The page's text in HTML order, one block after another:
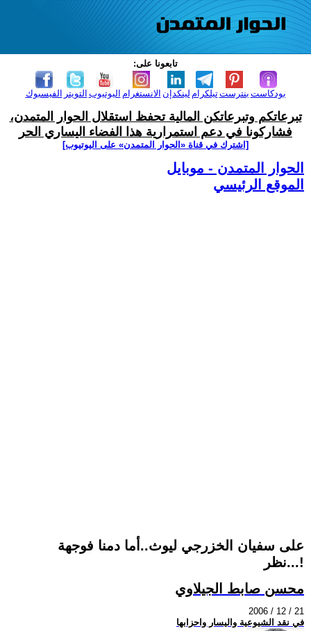
تابعونا على:
الفيسبوك التويتر اليوتيوب الانستغرام لينكدإن تيلكرامبنترست بودكاست
تبرعاتكم وتبرعاتكن المالية تحفظ استقلال الحوار المتمدن،
فشاركونا في دعم استمرارية هذا الفضاء اليساري الحر
[اشترك في قناة ‫«الحوار المتمدن» على اليوتيوب]
الحوار المتمدن - موبايل
الموقع الرئيسي
على سفيان الخزرجي ليوث..أما دمنا فوجهة
نظر...!
محسن صابط الجيلاوي
2006 / 12 / 21
في نقد الشيوعية واليسار واحزابها